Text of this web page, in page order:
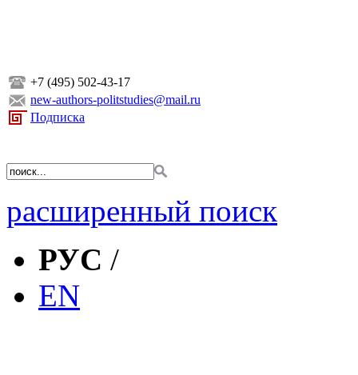
+7 (495) 502-43-17
new-authors-politstudies@mail.ru
Подписка
расширенный поиск
РУС /
EN